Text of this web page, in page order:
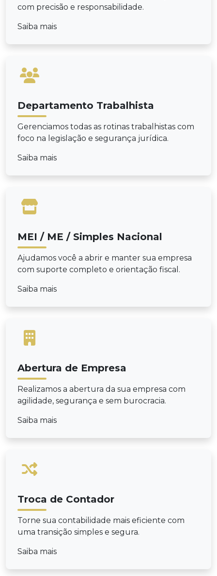
com precisão e responsabilidade.
Saiba mais
Departamento Trabalhista
Gerenciamos todas as rotinas trabalhistas com
foco na legislação e segurança jurídica.
Saiba mais
MEI / ME / Simples Nacional
Ajudamos você a abrir e manter sua empresa
com suporte completo e orientação fiscal.
Saiba mais
Abertura de Empresa
Realizamos a abertura da sua empresa com
agilidade, segurança e sem burocracia.
Saiba mais
Troca de Contador
Torne sua contabilidade mais eficiente com
uma transição simples e segura.
Saiba mais